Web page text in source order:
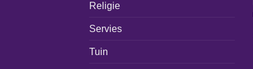
Religie
Servies
Tuin